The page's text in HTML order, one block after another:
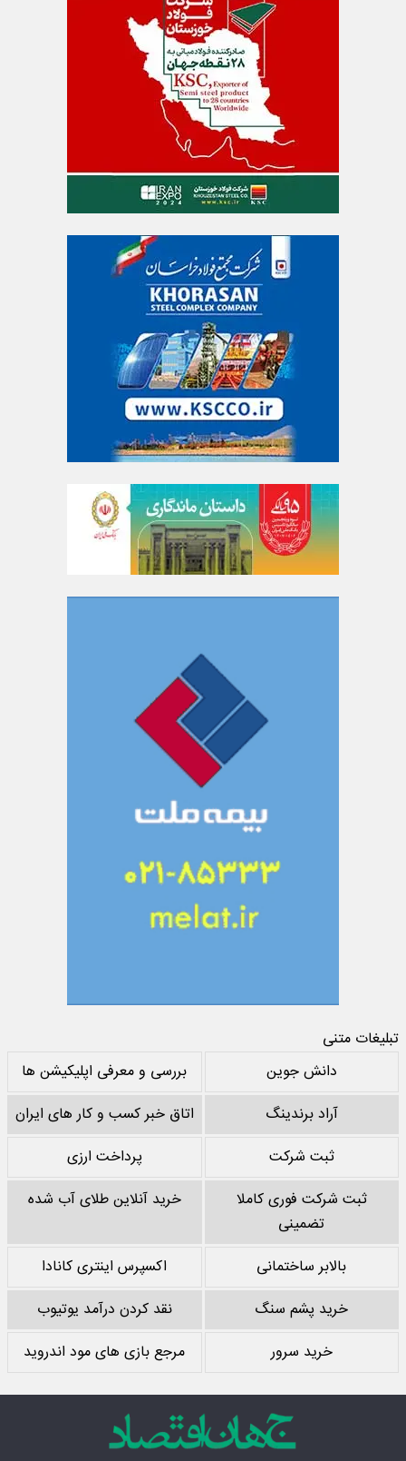
تبلیغات متنی
دانش جوین
بررسی و معرفی اپلیکیشن ها
آراد برندینگ
اتاق خبر کسب و کار های ایران
ثبت شرکت
پرداخت ارزی
ثبت شرکت فوری کاملا
تضمینی
خرید آنلاین طلای آب شده
بالابر ساختمانی
اکسپرس اینتری کانادا
خرید پشم سنگ
نقد کردن درآمد یوتیوب
خرید سرور
مرجع بازی های مود اندروید